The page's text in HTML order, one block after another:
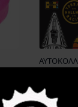
DECAL